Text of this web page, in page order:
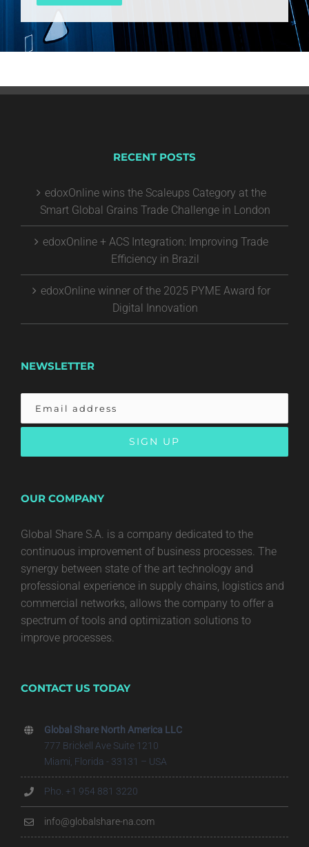
RECENT POSTS
edoxOnline wins the Scaleups Category at the
Smart Global Grains Trade Challenge in London
edoxOnline + ACS Integration: Improving Trade
Efficiency in Brazil
edoxOnline winner of the 2025 PYME Award for
Digital Innovation
NEWSLETTER
OUR COMPANY
Global Share S.A. is a company dedicated to the
continuous improvement of business processes. The
synergy between state of the art technology and
professional experience in supply chains, logistics and
commercial networks, allows the company to offer a
spectrum of tools and optimization solutions to
improve processes.
CONTACT US TODAY
Global Share North America LLC
777 Brickell Ave Suite 1210
Miami, Florida - 33131 – USA
Pho. +1 954 881 3220
info@globalshare-na.com